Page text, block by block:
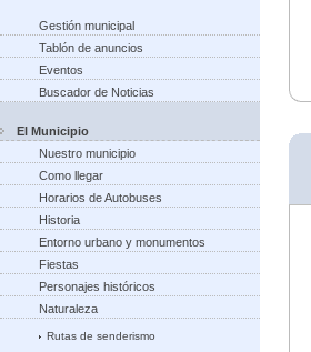
Gestión municipal
Tablón de anuncios
Eventos
Buscador de Noticias
El Municipio
Nuestro municipio
Como llegar
Horarios de Autobuses
Historia
Entorno urbano y monumentos
Fiestas
Personajes históricos
Naturaleza
Rutas de senderismo